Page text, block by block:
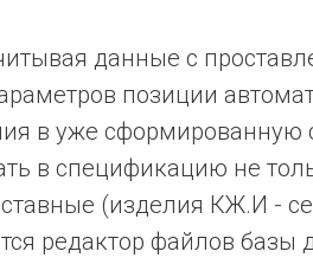
данные с
позиции
в уже
в спецификацию не
(изделия КЖ.И -
редактор файлов базы